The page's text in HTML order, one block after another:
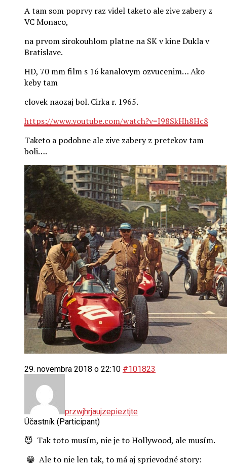
A tam som poprvy raz videl taketo ale zive zabery z
VC Monaco,
na prvom sirokouhlom platne na SK v kine Dukla v
Bratislave.
HD, 70 mm film s 16 kanalovym ozvucenim… Ako
keby tam
clovek naozaj bol. Cirka r. 1965.
https://www.youtube.com/watch?v=I98SkHh8Hc8
Taketo a podobne ale zive zabery z pretekov tam
boli….
29. novembra 2018 o 22:10 #101823
przwjhrjaujzepieztjte
Účastník (Participant)
😈 Tak toto musím, nie je to Hollywood, ale musím.
😁 Ale to nie len tak, to má aj sprievodné story: